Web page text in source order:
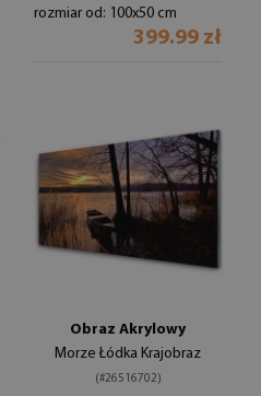
rozmiar od: 100x50 cm
399.99 zł
Obraz Akrylowy
Morze Łódka Krajobraz
(#26516702)